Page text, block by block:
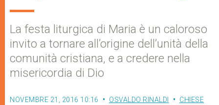
La festa liturgica di Maria è un caloroso
invito a tornare all’origine dell’unità della
comunità cristiana, e a credere nella
misericordia di Dio
NOVEMBRE 21, 2016 10:16 OSVALDO RINALDI
CHIESE